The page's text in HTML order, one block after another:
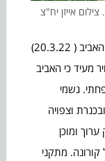
אייזן יח"צ
עונת השייט הרשמית נפתחת ביום הראשון של האביב ( 20.3.22)
מעיד כי האביב
גשמי
וצפויה
ומוכן
קורונה. מתקני